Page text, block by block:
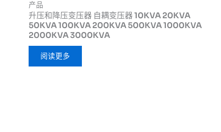
产品
升压和降压变压器 自耦变压器 10KVA 20KVA
50KVA 100KVA 200KVA 500KVA 1000KVA
2000KVA 3000KVA
阅读更多